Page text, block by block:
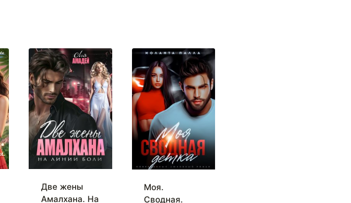
Две жены
Амалхана. На
Моя.
Сводная.